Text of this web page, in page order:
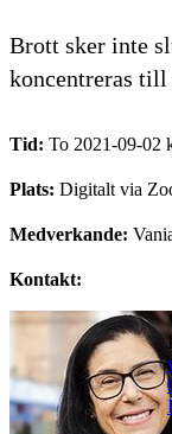
Brott sker inte
koncentreras till
Tid: To 2021-09-02
Plats: Digitalt via
Medverkande:
Kontakt: